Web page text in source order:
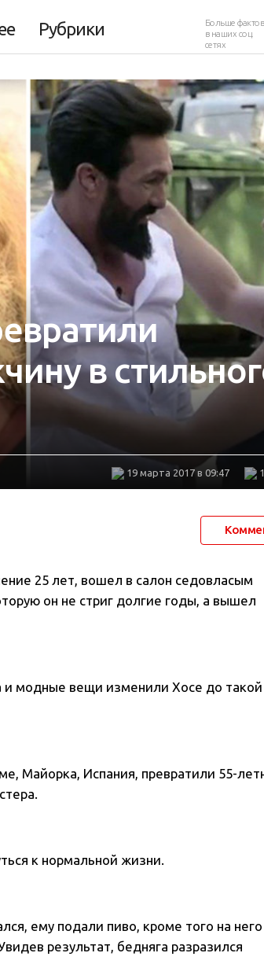
Рубрики
Больше фактов
в наших соц.
сетях
в
19 марта 2017 в 09:47
25 лет, вошел в салон седовласым
он не стриг долгие годы, а вышел
и модные вещи изменили Хосе до такой
Майорка, Испания, превратили 55-
к нормальной жизни.
ему подали пиво, кроме того на него
результат, бедняга разразился